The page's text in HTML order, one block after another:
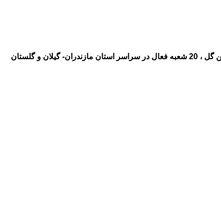
در سراسر استان مازندران- گیلان و گلستان